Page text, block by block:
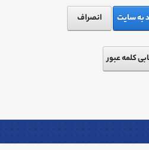
به سایت
انصراف
کلمه عبور